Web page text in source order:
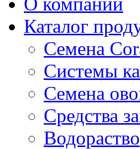
Каталог
Семена
Системы
Семена
Средства